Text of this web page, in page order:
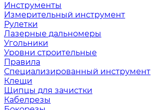
Инструменты
Измерительный инструмент
Рулетки
Лазерные дальномеры
Угольники
Уровни строительные
Правила
Специализированный инструмент
Клещи
Щипцы для зачистки
Кабелрезы